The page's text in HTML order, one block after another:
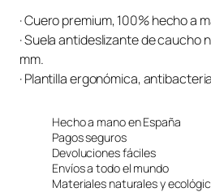
· Cuero premium, 100% hecho a
· Suela antideslizante de caucho
mm.
· Plantilla ergonómica,
Hecho a mano en España
Pagos seguros
Devoluciones fáciles
Envíos a todo el mundo
Materiales naturales y